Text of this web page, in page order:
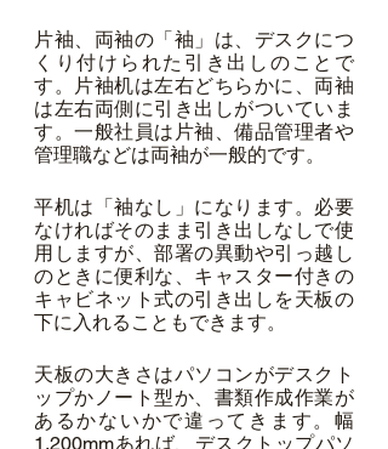
片袖、両袖の「袖」は、デスクにつ
くり付けられた引き出しのことで
す。片袖机は左右どちらかに、両袖
は左右両側に引き出しがついていま
す。一般社員は片袖、備品管理者や
管理職などは両袖が一般的です。
平机は「袖なし」になります。必要
なければそのまま引き出しなしで使
用しますが、部署の異動や引っ越し
のときに便利な、キャスター付きの
キャビネット式の引き出しを天板の
下に入れることもできます。
天板の大きさはパソコンがデスクト
ップかノート型か、書類作成作業が
あるかないかで違ってきます。幅
1,200mmあれば、デスクトップパソ